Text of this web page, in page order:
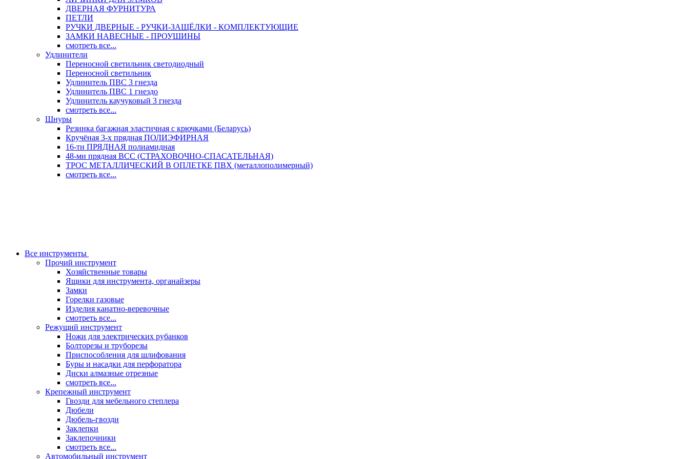
ДВЕРНАЯ ФУРНИТУРА
ПЕТЛИ
РУЧКИ ДВЕРНЫЕ - РУЧКИ-ЗАЩЁЛКИ - КОМПЛЕКТУЮЩИЕ
ЗАМКИ НАВЕСНЫЕ - ПРОУШИНЫ
смотреть все...
Удлинители
Переносной светильник светодиодный
Переносной светильник
Удлинитель ПВС 3 гнезда
Удлинитель ПВС 1 гнездо
Удлинитель каучуковый 3 гнезда
смотреть все...
Шнуры
Резинка багажная эластичная с крючками (Беларусь)
Кручёная 3-х прядная ПОЛИЭФИРНАЯ
16-ти ПРЯДНАЯ полиамидная
48-ми прядная ВСС (СТРАХОВОЧНО-СПАСАТЕЛЬНАЯ)
ТРОС МЕТАЛЛИЧЕСКИЙ В ОПЛЕТКЕ ПВХ (металлополимерный)
смотреть все...
Все инструменты
Прочий инструмент
Хозяйственные товары
Ящики для инструмента, органайзеры
Замки
Горелки газовые
Изделия канатно-веревочные
смотреть все...
Режущий инструмент
Ножи для электрических рубанков
Болторезы и труборезы
Приспособления для шлифования
Буры и насадки для перфоратора
Диски алмазные отрезные
смотреть все...
Крепежный инструмент
Гвозди для мебельного степлера
Дюбели
Дюбель-гвозди
Заклепки
Заклепочники
смотреть все...
Автомобильный инструмент